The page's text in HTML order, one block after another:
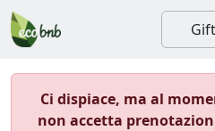
Ci dispiace, ma al
non accetta